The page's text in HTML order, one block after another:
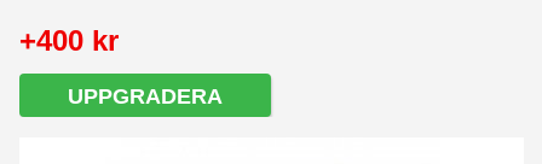
+400 kr
UPPGRADERA